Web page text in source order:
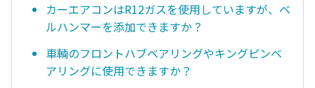
カーエアコンはR12ガスを使用していますが、ベ
ルハンマーを添加できますか？
車輌のフロントハブベアリングやキングピンベ
アリングに使用できますか？